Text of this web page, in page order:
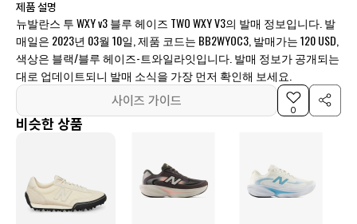
제품 설명
뉴발란스 투 WXY v3 블루 헤이즈 TWO WXY V3의 발매 정보입니다. 발
매일은 2023년 03월 10일, 제품 코드는 BB2WYOC3, 발매가는 120 USD,
색상은 블랙/블루 헤이즈-트와일라잇입니다. 발매 정보가 공개되는
대로 업데이트되니 발매 소식을 가장 먼저 확인해 보세요.
사이즈 가이드
0
비슷한 상품